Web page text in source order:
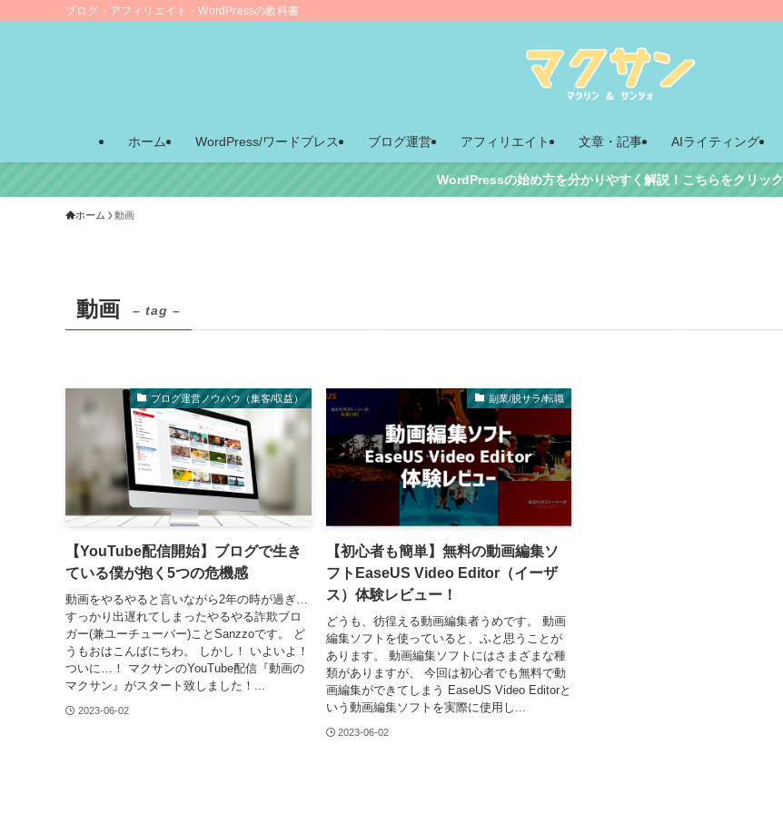
ブログ・アフィリエイト・WordPressの教科書
ホーム WordPress/ワードプレス ブログ運営 アフィリエイト 文章・記事 AIライティング
WordPressの始め方を分かりやすく解説！こちらをクリック
ホーム 動画
動画 – tag –
ブログ運営ノウハウ（集客/収益）
【YouTube配信開始】ブログで生き
ている僕が抱く5つの危機感
動画をやるやると言いながら2年の時が過ぎ…
すっかり出遅れてしまったやるやる詐欺ブロ
ガー(兼ユーチューバー)ことSanzzoです。 ど
うもおはこんばにちわ。 しかし！ いよいよ！
ついに…！ マクサンのYouTube配信『動画の
マクサン』がスタート致しました！...
2023-06-02
副業/脱サラ/転職
【初心者も簡単】無料の動画編集ソ
フトEaseUS Video Editor（イーザ
ス）体験レビュー！
どうも、彷徨える動画編集者うめです。 動画
編集ソフトを使っていると、ふと思うことが
あります。 動画編集ソフトにはさまざまな種
類がありますが、 今回は初心者でも無料で動
画編集ができてしまう EaseUS Video Editorと
いう動画編集ソフトを実際に使用し...
2023-06-02